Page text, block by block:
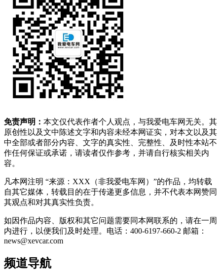
免责声明： 本文仅代表作者个人观点，与我爱电车网无关。其
原创性以及文中陈述文字和内容未经本网证实，对本文以及其
中全部或者部分内容、文字的真实性、完整性、及时性本站不
作任何保证或承诺，请读者仅作参考，并请自行核实相关内
容。
凡本网注明 “来源：XXX（非我爱电车网）”的作品，均转载
自其它媒体，转载目的在于传递更多信息，并不代表本网赞同
其观点和对其真实性负责。
如因作品内容、版权和其它问题需要同本网联系的，请在一周
内进行，以便我们及时处理。电话：400-6197-660-2 邮箱：
news@xevcar.com
频道导航